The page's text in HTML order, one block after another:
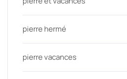
pierre hermé
pierre vacances